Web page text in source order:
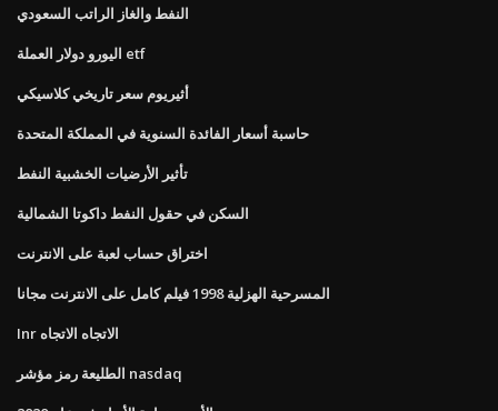
النفط والغاز الراتب السعودي
اليورو دولار العملة etf
أثيريوم سعر تاريخي كلاسيكي
حاسبة أسعار الفائدة السنوية في المملكة المتحدة
تأثير الأرضيات الخشبية النفط
السكن في حقول النفط داكوتا الشمالية
اختراق حساب لعبة على الانترنت
المسرحية الهزلية 1998 فيلم كامل على الانترنت مجانا
Inr الاتجاه الاتجاه
الطليعة رمز مؤشر nasdaq